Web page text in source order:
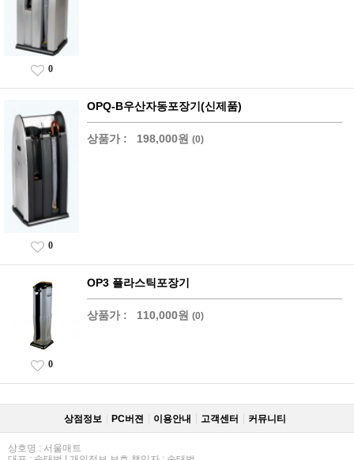
0
OPQ-B우산자동포장기(신제품)
상품가 : 198,000원 (0)
0
OP3 플라스틱포장기
상품가 : 110,000원 (0)
0
상점정보 PC버젼 이용안내 고객센터 커뮤니티
상호명 : 서울매트